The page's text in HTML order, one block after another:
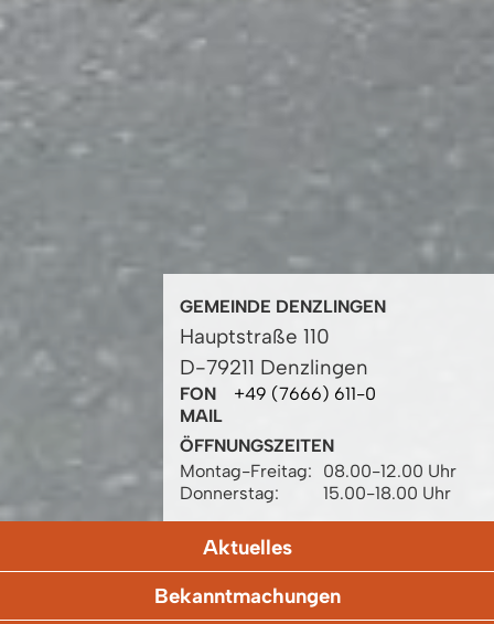
GEMEINDE DENZLINGEN
Hauptstraße 110
D-79211 Denzlingen
FON
+49 (7666) 611-0
MAIL
ÖFFNUNGSZEITEN
Montag-Freitag:
08.00-12.00 Uhr
Donnerstag:
15.00-18.00 Uhr
Aktuelles
Bekanntmachungen